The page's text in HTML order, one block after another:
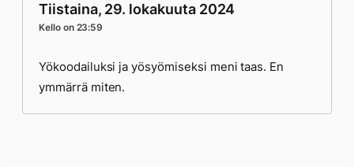
Tiistaina, 29. lokakuuta 2024
Kello on 23:59
Yökoodailuksi ja yösyömiseksi meni taas. En
ymmärrä miten.